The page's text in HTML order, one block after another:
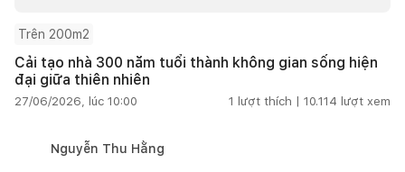
Trên 200m2
Cải tạo nhà 300 năm tuổi thành không gian sống hiện
đại giữa thiên nhiên
27/06/2026, lúc 10:00 1 lượt thích | 10.114 lượt xem
Nguyễn Thu Hằng